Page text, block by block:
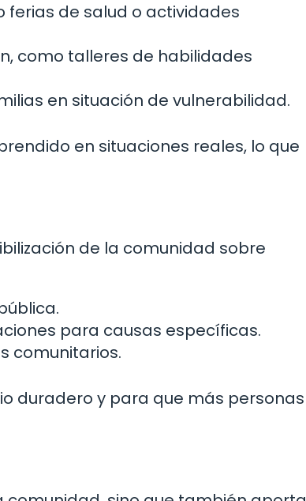
ferias de salud o actividades
como talleres de habilidades
en situación de vulnerabilidad.
en situaciones reales, lo que
de la comunidad sobre
para causas específicas.
comunitarios.
duradero y para que más personas